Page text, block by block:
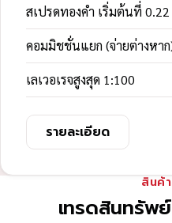
สเปรดทองคำ เริ่มต้นที่
คอมมิชชั่นแยก (จ่ายต่างหาก
เลเวอเรจสูงสุด 1:100
รายละเอียด
สินค้
เทรดสินทรัพ